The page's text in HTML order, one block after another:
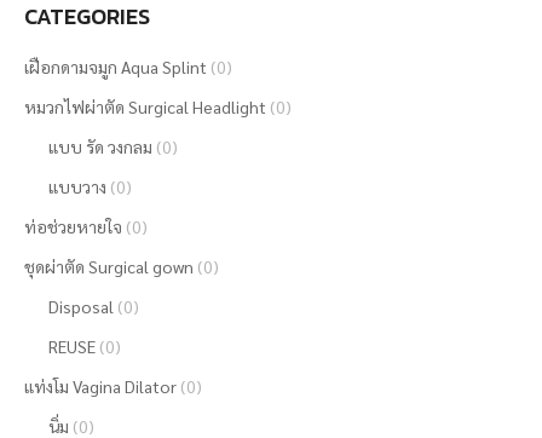
CATEGORIES
เฝือกดามจมูก Aqua Splint (0)
หมวกไฟผ่าตัด Surgical Headlight (0)
แบบ รัด วงกลม (0)
แบบวาง (0)
ท่อช่วยหายใจ (0)
ชุดผ่าตัด Surgical gown (0)
Disposal (0)
REUSE (0)
แท่งโม Vagina Dilator (0)
นิ่ม (0)